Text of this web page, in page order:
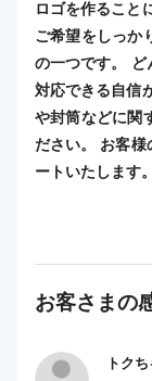
ロゴを作ること
ご希望をしっか
の一つです。 ど
対応できる自信
や封筒などに関
ださい。 お客
ートいたします。
お客さまの
トク